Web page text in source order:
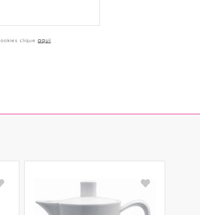
clique aqui.